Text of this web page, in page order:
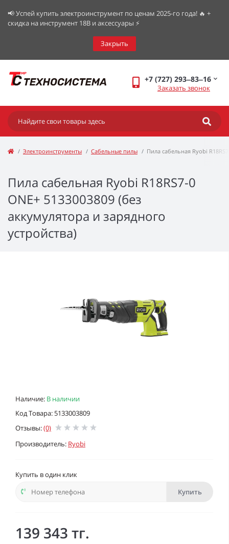
📢 Успей купить электроинструмент по ценам 2025-го года! 🔥 +
скидка на инструмент 18В и аксессуары ⚡️
Закрыть
+7 (727) 293‒83‒16
Заказать звонок
Электроинструменты Сабельные пилы Пила сабельная Ryobi
Пила сабельная Ryobi R18RS7-0
ONE+ 5133003809 (без
аккумулятора и зарядного
устройства)
Наличие: В наличии
Код Товара: 5133003809
Отзывы:(0)
Производитель: Ryobi
Купить в один клик
Купить
139 343 тг.